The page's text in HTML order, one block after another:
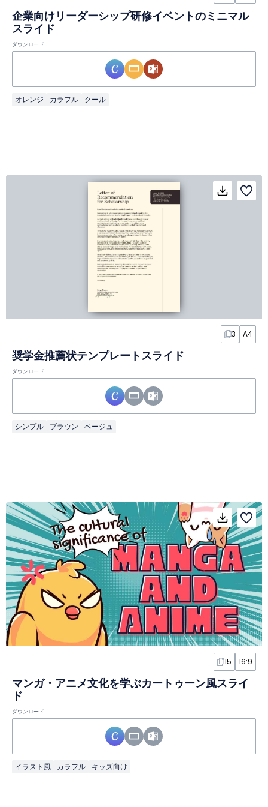
企業向けリーダーシップ研修イベントのミニマル
スライド
ダウンロード
オレンジ カラフル クール
3 A4
奨学金推薦状テンプレートスライド
ダウンロード
シンプル ブラウン ベージュ
15 16:9
マンガ・アニメ文化を学ぶカートゥーン風スライ
ド
ダウンロード
イラスト風 カラフル キッズ向け